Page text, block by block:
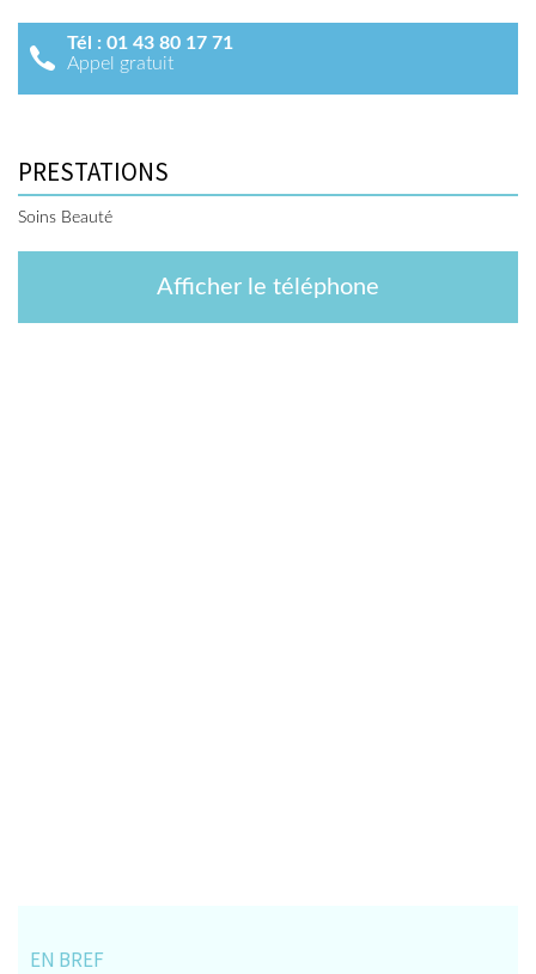
Tél : 01 43 80 17 71
Appel gratuit
PRESTATIONS
Soins Beauté
Afficher le téléphone
EN BREF